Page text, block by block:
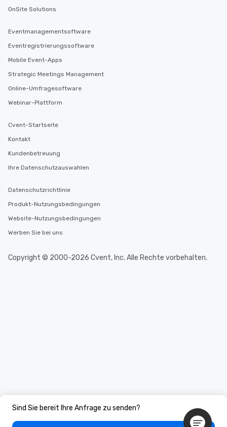
Sind Sie bereit Ihre Anfrage zu senden?
OnSite Solutions
Eventmanagementsoftware
Eventregistrierungssoftware
Mobile Event-Apps
Strategic Meetings Management
Online-Umfragesoftware
Webinar-Plattform
Cvent-Startseite
Kontakt
Kundenbetreuung
Ihre Datenschutzauswahlen
Datenschutzrichtlinie
Produkt-Nutzungsbedingungen
Website-Nutzungsbedingungen
Werben Sie bei uns
Copyright © 2000-2026 Cvent, Inc. Alle Rechte vorbehalten.